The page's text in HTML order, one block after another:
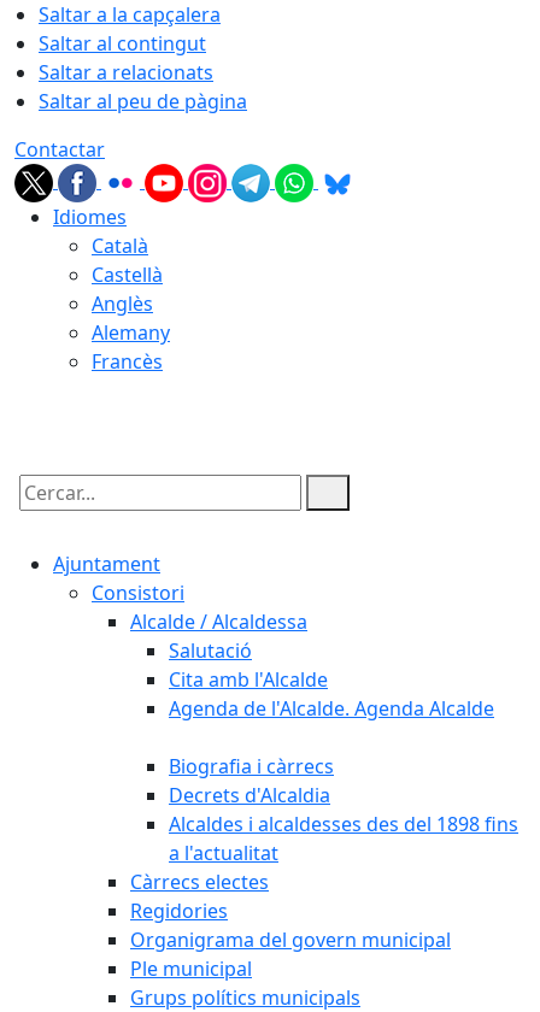
Saltar a la capçalera
Saltar al contingut
Saltar a relacionats
Saltar al peu de pàgina
Contactar
Idiomes
Català
Castellà
Anglès
Alemany
Francès
Cercar:
Ajuntament
Consistori
Alcalde / Alcaldessa
Salutació
Cita amb l'Alcalde
Agenda de l'Alcalde. Agenda Alcalde
Biografia i càrrecs
Decrets d'Alcaldia
Alcaldes i alcaldesses des del 1898 fins
a l'actualitat
Càrrecs electes
Regidories
Organigrama del govern municipal
Ple municipal
Grups polítics municipals